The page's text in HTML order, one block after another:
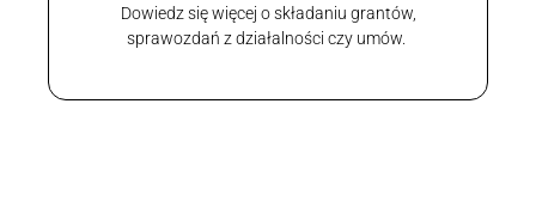
Dowiedz się więcej o składaniu grantów,
sprawozdań z działalności czy umów.